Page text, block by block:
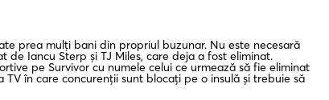
prea mulți bani din propriul buzunar. Nu este necesară
Iancu Sterp și TJ Miles, care deja a fost eliminat.
pe Survivor cu numele celui ce urmează să fie eliminat
în care concurenții sunt blocați pe o insulă și trebuie să